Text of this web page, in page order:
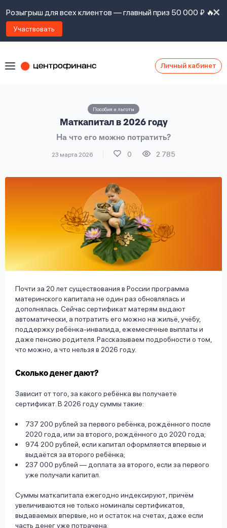
Розыгрыш для всех клиентов — главный приз 50 000 ₽ 🔥
Участвовать
Личный кабинет
Пособия и льготы
Маткапитал в 2026 году
На что его можно потратить?
23 марта 2026 0 2 785
Почти за 20 лет существования в России программа
материнского капитала не один раз обновлялась и
дополнялась. Сейчас сертификат матерям выдают
автоматически, а потратить его можно на жильё, учёбу,
поддержку ребёнка-инвалида, ежемесячные выплаты и
даже пенсию родителя. Рассказываем подробности о том,
что можно, а что нельзя в 2026 году.
Сколько денег дают?
Зависит от того, за какого ребёнка вы получаете
сертификат. В 2026 году суммы такие:
737 200 рублей за первого ребёнка, рождённого после
2020 года, или за второго, рождённого до 2020 года;
974 200 рублей, если капитал оформляется впервые и
выдаётся за второго ребёнка;
237 000 рублей — доплата за второго, если за первого
уже получали капитал.
Суммы маткапитала ежегодно индексируют, причём
увеличиваются не только номиналы сертификатов,
выдаваемых впервые, но и остаток на счетах, даже если
часть денег уже потрачена.
Оформить заявку
вопрос
Ответы
на
вопросы
правилами
займов,
обработку